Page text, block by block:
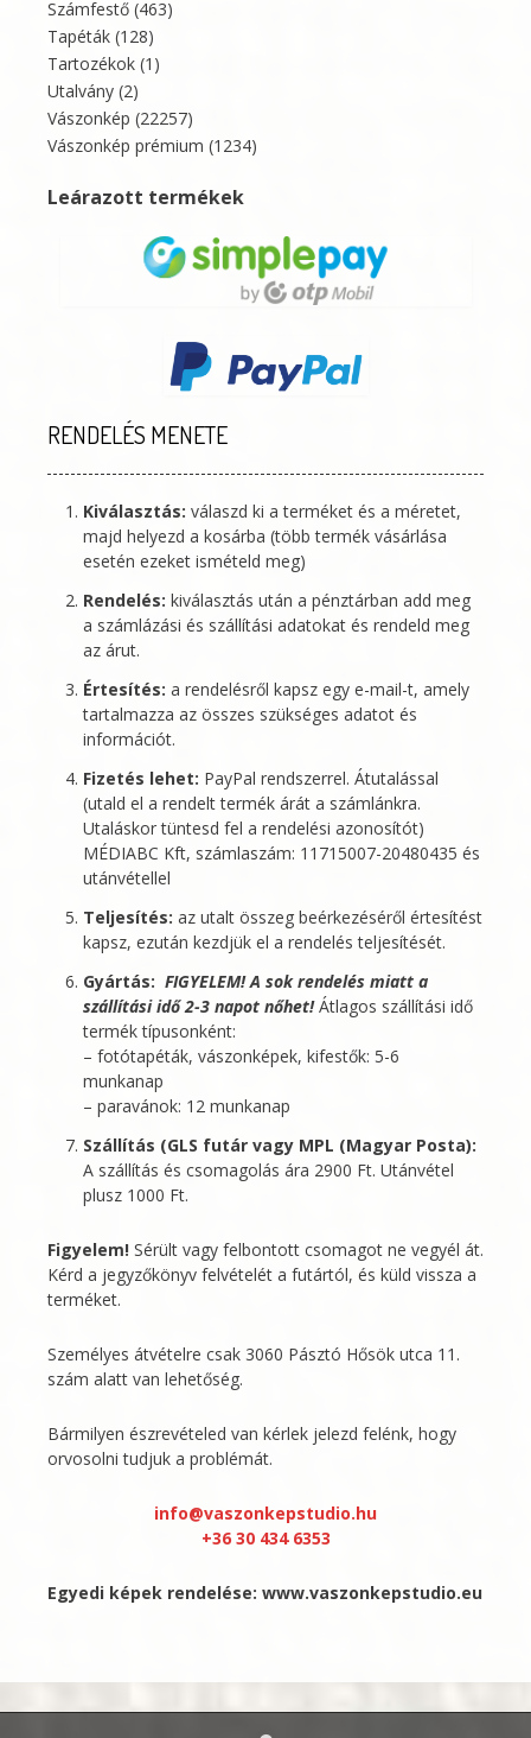
Számfestő (463)
Tapéták (128)
Tartozékok (1)
Utalvány (2)
Vászonkép (22257)
Vászonkép prémium (1234)
Leárazott termékek
RENDELÉS MENETE
Kiválasztás: válaszd ki a terméket és a méretet,
majd helyezd a kosárba (több termék vásárlása
esetén ezeket ismételd meg)
Rendelés: kiválasztás után a pénztárban add meg
a számlázási és szállítási adatokat és rendeld meg
az árut.
Értesítés: a rendelésről kapsz egy e-mail-t, amely
tartalmazza az összes szükséges adatot és
információt.
Fizetés lehet: PayPal rendszerrel. Átutalással
(utald el a rendelt termék árát a számlánkra.
Utaláskor tüntesd fel a rendelési azonosítót)
MÉDIABC Kft, számlaszám: 11715007-20480435 és
utánvétellel
Teljesítés: az utalt összeg beérkezéséről értesítést
kapsz, ezután kezdjük el a rendelés teljesítését.
Gyártás: FIGYELEM! A sok rendelés miatt a
szállítási idő 2-3 napot nőhet!Átlagos szállítási idő
termék típusonként:
– fotótapéták, vászonképek, kifestők: 5-6
munkanap
– paravánok: 12 munkanap
Szállítás (GLS futár vagy MPL (Magyar Posta):
A szállítás és csomagolás ára 2900 Ft. Utánvétel
plusz 1000 Ft.
Figyelem! Sérült vagy felbontott csomagot ne vegyél át.
Kérd a jegyzőkönyv felvételét a futártól, és küld vissza a
terméket.
Személyes átvételre csak 3060 Pásztó Hősök utca 11.
szám alatt van lehetőség.
Bármilyen észrevételed van kérlek jelezd felénk, hogy
orvosolni tudjuk a problémát.
info@vaszonkepstudio.hu
+36 30 434 6353
Egyedi képek rendelése: www.vaszonkepstudio.eu